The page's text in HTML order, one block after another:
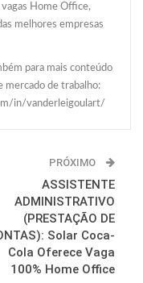
Home Office,
melhores empresas
para mais conteúdo
mercado de trabalho:
in/vanderleigoulart/
PRÓXIMO
ASSISTENTE
ADMINISTRATIVO
(PRESTAÇÃO DE
Solar Coca-
Cola Oferece Vaga
100% Home Office